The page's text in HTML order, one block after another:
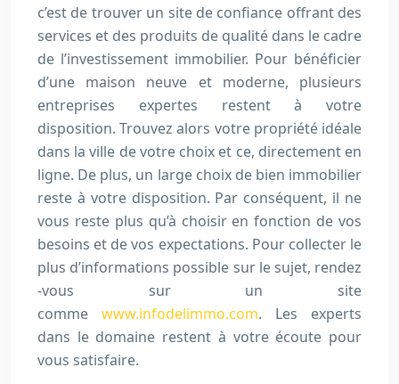
c’est de trouver un site de confiance offrant des
services et des produits de qualité dans le cadre
de l’investissement immobilier. Pour bénéficier
d’une maison neuve et moderne, plusieurs
entreprises expertes restent à votre
disposition. Trouvez alors votre propriété idéale
dans la ville de votre choix et ce, directement en
ligne. De plus, un large choix de bien immobilier
reste à votre disposition. Par conséquent, il ne
vous reste plus qu’à choisir en fonction de vos
besoins et de vos expectations. Pour collecter le
plus d’informations possible sur le sujet, rendez
-vous sur un site
comme www.infodelimmo.com. Les experts
dans le domaine restent à votre écoute pour
vous satisfaire.